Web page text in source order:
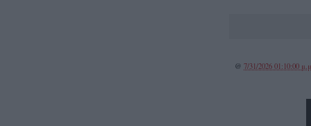
@ 7/31/2026 01:10:00